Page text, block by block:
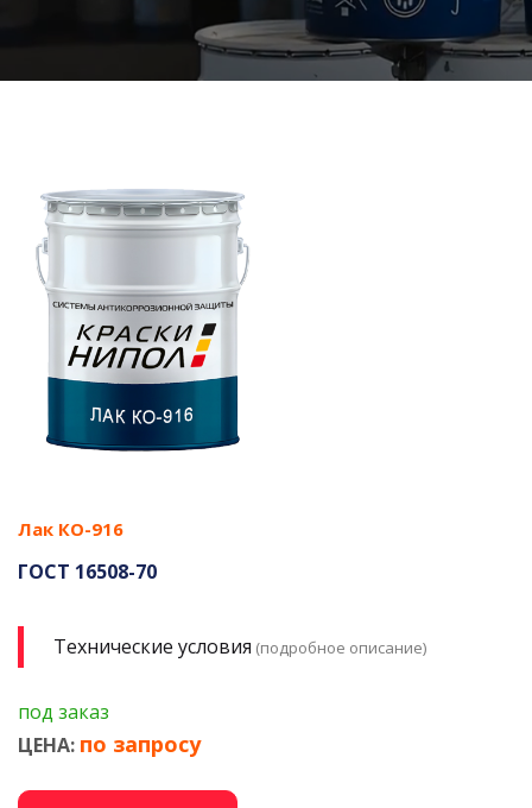
Лак КО-916
ГОСТ 16508-70
Технические условия (подробное описание)
под заказ
ЦЕНА: по запросу